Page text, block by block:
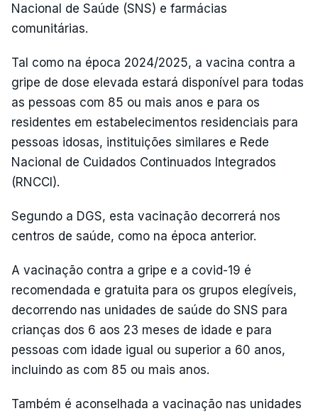
Nacional de Saúde (SNS) e farmácias
comunitárias.
Tal como na época 2024/2025, a vacina contra a
gripe de dose elevada estará disponível para todas
as pessoas com 85 ou mais anos e para os
residentes em estabelecimentos residenciais para
pessoas idosas, instituições similares e Rede
Nacional de Cuidados Continuados Integrados
(RNCCI).
Segundo a DGS, esta vacinação decorrerá nos
centros de saúde, como na época anterior.
A vacinação contra a gripe e a covid-19 é
recomendada e gratuita para os grupos elegíveis,
decorrendo nas unidades de saúde do SNS para
crianças dos 6 aos 23 meses de idade e para
pessoas com idade igual ou superior a 60 anos,
incluindo as com 85 ou mais anos.
Também é aconselhada a vacinação nas unidades